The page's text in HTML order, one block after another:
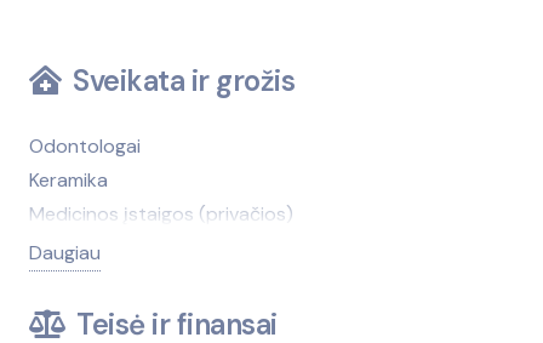
Sveikata ir grožis
Odontologai
Keramika
Medicinos įstaigos (privačios)
Medicinos įstaigos (viešosios)
Medicinos technika, įranga
Daugiau
Teisė ir finansai